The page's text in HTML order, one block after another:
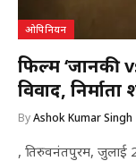
ओपिनियन
फिल्म ‘जानकी
विवाद,
ByAshok Kumar Singh
, तिरुवनंतपुरम, जुलाई